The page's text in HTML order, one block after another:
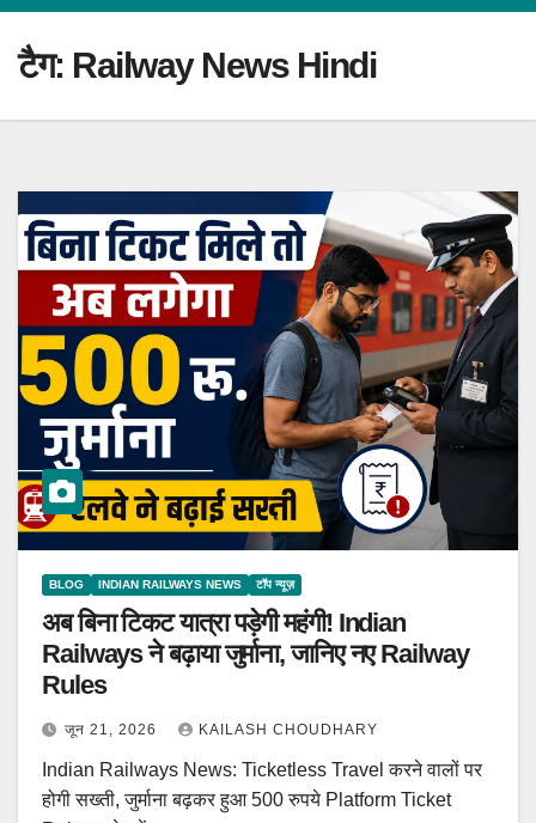
टैग: Railway News Hindi
BLOG INDIAN RAILWAYS NEWS टॉप न्यूज़
अब बिना टिकट यात्रा पड़ेगी महंगी! Indian
Railways ने बढ़ाया जुर्माना, जानिए नए Railway
Rules
जून 21, 2026 KAILASH CHOUDHARY
Indian Railways News: Ticketless Travel करने वालों पर
होगी सख्ती, जुर्माना बढ़कर हुआ 500 रुपये Platform Ticket